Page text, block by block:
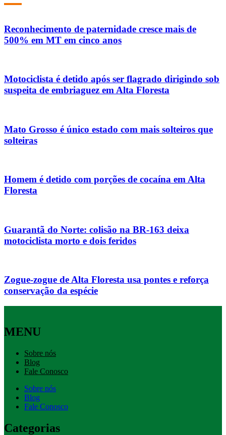
Reconhecimento de paternidade cresce mais de
500% em MT em cinco anos
Motociclista é detido após ser flagrado dirigindo sob
suspeita de embriaguez em Alta Floresta
Mato Grosso é único estado com mais solteiros que
solteiras
Homem é detido com porções de cocaína em Alta
Floresta
Guarantã do Norte: colisão na BR-163 deixa
motociclista morto e dois feridos
Zogue-zogue de Alta Floresta usa pontes e reforça
conservação da espécie
MENU
Sobre nós
Blog
Fale Conosco
Sobre nós
Blog
Fale Conosco
Categorias